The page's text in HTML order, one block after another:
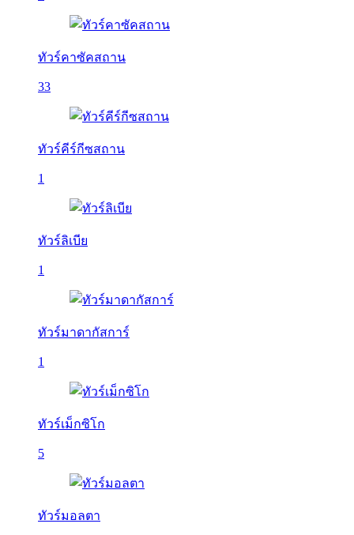
ทัวร์คาซัคสถาน
33
ทัวร์คีร์กีซสถาน
1
ทัวร์ลิเบีย
1
ทัวร์มาดากัสการ์
1
ทัวร์เม็กซิโก
5
ทัวร์มอลตา